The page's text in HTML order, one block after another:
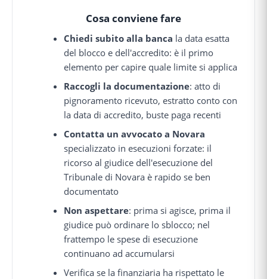
Cosa conviene fare
Chiedi subito alla banca la data esatta
del blocco e dell'accredito: è il primo
elemento per capire quale limite si applica
Raccogli la documentazione: atto di
pignoramento ricevuto, estratto conto con
la data di accredito, buste paga recenti
Contatta un avvocato a Novara
specializzato in esecuzioni forzate: il
ricorso al giudice dell'esecuzione del
Tribunale di Novara è rapido se ben
documentato
Non aspettare: prima si agisce, prima il
giudice può ordinare lo sblocco; nel
frattempo le spese di esecuzione
continuano ad accumularsi
Verifica se la finanziaria ha rispettato le